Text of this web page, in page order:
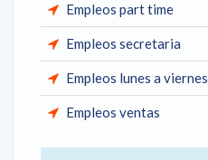
Empleos part time
Empleos secretaria
Empleos lunes a viernes
Empleos ventas